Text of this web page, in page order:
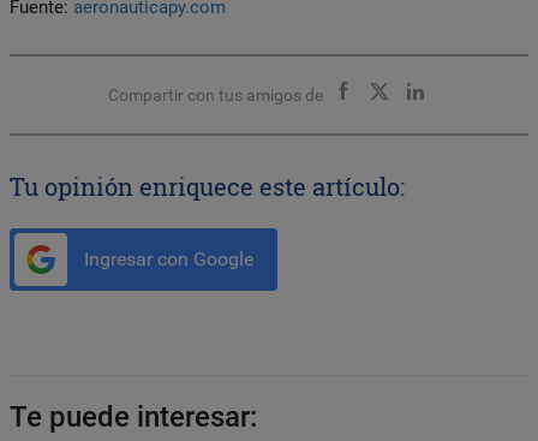
Fuente: aeronauticapy.com
Compartir con tus amigos de
Tu opinión enriquece este artículo:
Ingresar con Google
Te puede interesar: